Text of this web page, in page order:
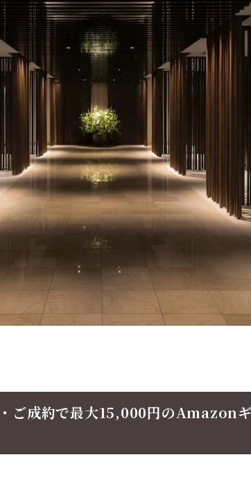
ご成約で最大15,000円のAmazon